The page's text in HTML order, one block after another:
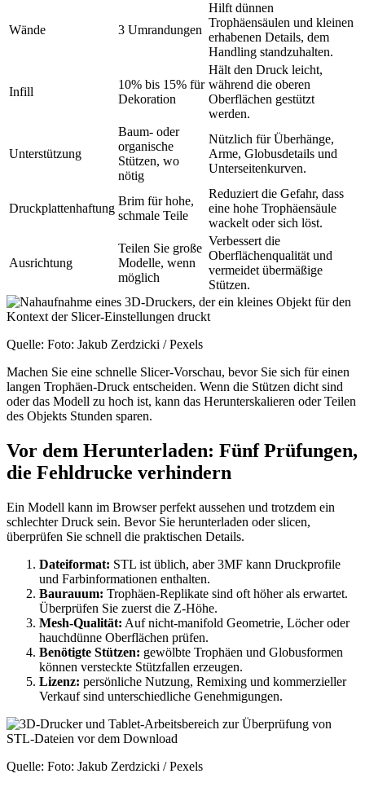
Wände 3 Umrandungen
Hilft dünnen
Trophäensäulen und kleinen
erhabenen Details, dem
Handling standzuhalten.
Infill
10% bis 15% für
Dekoration
Hält den Druck leicht,
während die oberen
Oberflächen gestützt
werden.
Unterstützung
Baum- oder
organische
Stützen, wo
nötig
Nützlich für Überhänge,
Arme, Globusdetails und
Unterseitenkurven.
Druckplattenhaftung
Brim für hohe,
schmale Teile
Reduziert die Gefahr, dass
eine hohe Trophäensäule
wackelt oder sich löst.
Ausrichtung
Teilen Sie große
Modelle, wenn
möglich
Verbessert die
Oberflächenqualität und
vermeidet übermäßige
Stützen.
Quelle: Foto: Jakub Zerdzicki / Pexels
Machen Sie eine schnelle Slicer-Vorschau, bevor Sie sich für einen
langen Trophäen-Druck entscheiden. Wenn die Stützen dicht sind
oder das Modell zu hoch ist, kann das Herunterskalieren oder Teilen
des Objekts Stunden sparen.
Vor dem Herunterladen: Fünf Prüfungen,
die Fehldrucke verhindern
Ein Modell kann im Browser perfekt aussehen und trotzdem ein
schlechter Druck sein. Bevor Sie herunterladen oder slicen,
überprüfen Sie schnell die praktischen Details.
Dateiformat: STL ist üblich, aber 3MF kann Druckprofile
und Farbinformationen enthalten.
Baurauum: Trophäen-Replikate sind oft höher als erwartet.
Überprüfen Sie zuerst die Z-Höhe.
Mesh-Qualität: Auf nicht-manifold Geometrie, Löcher oder
hauchdünne Oberflächen prüfen.
Benötigte Stützen: gewölbte Trophäen und Globusformen
können versteckte Stützfallen erzeugen.
Lizenz: persönliche Nutzung, Remixing und kommerzieller
Verkauf sind unterschiedliche Genehmigungen.
Quelle: Foto: Jakub Zerdzicki / Pexels